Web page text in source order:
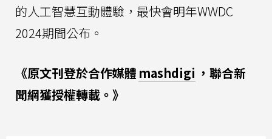
的人工智慧互動體驗，最快會明年WWDC
2024期間公布。
《原文刊登於合作媒體 mashdigi ，聯合新
聞網獲授權轉載。》